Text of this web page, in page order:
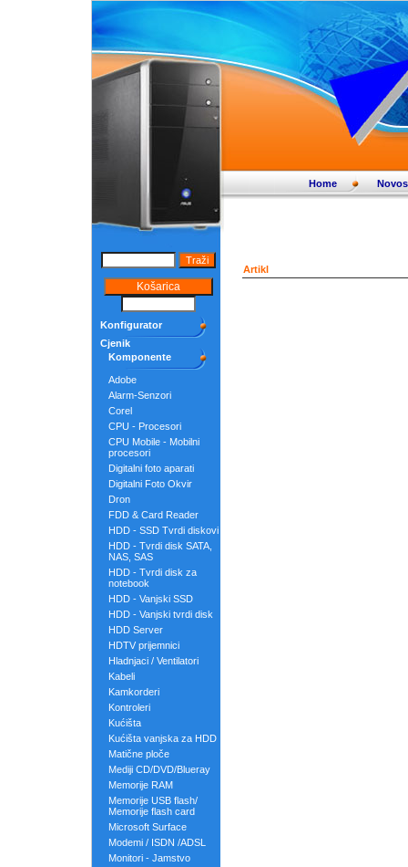
Konfigurator
Cjenik
Komponente
Adobe
Alarm-Senzori
Corel
CPU - Procesori
CPU Mobile - Mobilni
procesori
Digitalni foto aparati
Digitalni Foto Okvir
Dron
FDD & Card Reader
HDD - SSD Tvrdi diskovi
HDD - Tvrdi disk SATA,
NAS, SAS
HDD - Tvrdi disk za
notebook
HDD - Vanjski SSD
HDD - Vanjski tvrdi disk
HDD Server
HDTV prijemnici
Hladnjaci / Ventilatori
Kabeli
Kamkorderi
Kontroleri
Kućišta
Kućišta vanjska za HDD
Matične ploče
Mediji CD/DVD/Blueray
Memorije RAM
Memorije USB flash/
Memorije flash card
Microsoft Surface
Modemi / ISDN /ADSL
Monitori - Jamstvo
Home
Artikl